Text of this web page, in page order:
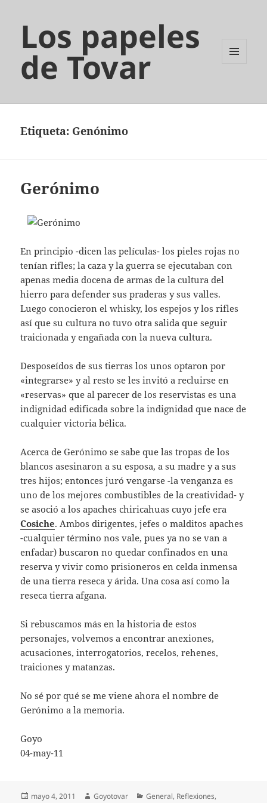
Los papeles
de Tovar
Etiqueta: Genónimo
Gerónimo
En principio -dicen las películas- los pieles rojas no
tenían rifles; la caza y la guerra se ejecutaban con
apenas media docena de armas de la cultura del
hierro para defender sus praderas y sus valles.
Luego conocieron el whisky, los espejos y los rifles
así que su cultura no tuvo otra salida que seguir
traicionada y engañada con la nueva cultura.
Desposeídos de sus tierras los unos optaron por
«integrarse» y al resto se les invitó a recluirse en
«reservas» que al parecer de los reservistas es una
indignidad edificada sobre la indignidad que nace de
cualquier victoria bélica.
Acerca de Gerónimo se sabe que las tropas de los
blancos asesinaron a su esposa, a su madre y a sus
tres hijos; entonces juró vengarse -la venganza es
uno de los mejores combustibles de la creatividad- y
se asoció a los apaches chiricahuas cuyo jefe era
Cosiche. Ambos dirigentes, jefes o malditos apaches
-cualquier término nos vale, pues ya no se van a
enfadar) buscaron no quedar confinados en una
reserva y vivir como prisioneros en celda inmensa
de una tierra reseca y árida. Una cosa así como la
reseca tierra afgana.
Si rebuscamos más en la historia de estos
personajes, volvemos a encontrar anexiones,
acusaciones, interrogatorios, recelos, rehenes,
traiciones y matanzas.
No sé por qué se me viene ahora el nombre de
Gerónimo a la memoria.
Goyo
04-may-11
Publicado
mayo 4, 2011 Autor
Goyotovar Categorías
General, Reflexiones,